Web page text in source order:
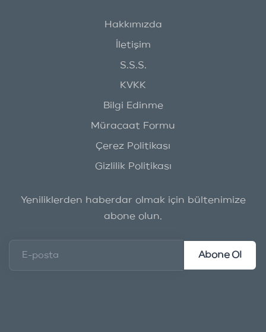
Hakkımızda
İletişim
S.S.S.
KVKK
Bilgi Edinme
Müracaat Formu
Çerez Politikası
Gizlilik Politikası
Yeniliklerden haberdar olmak için bültenimize
abone olun.
E-posta Abone Ol